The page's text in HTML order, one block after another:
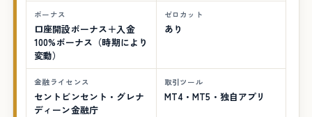
ボーナス
口座開設ボーナス＋入金
100%ボーナス（時期により
変動）
ゼロカット
あり
金融ライセンス
セントビンセント・グレナ
ディーン金融庁
取引ツール
MT4・MT5・独自アプリ